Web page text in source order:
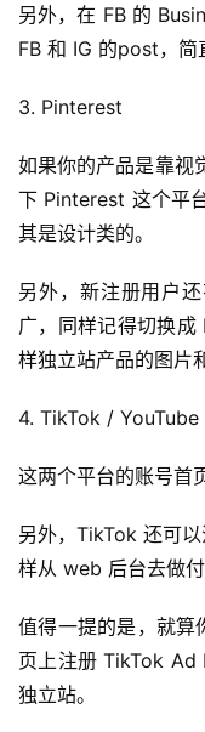
首
页
全
开
店
境
百
科
社
营
跨
导
航
另外，在 FB 的
FB 和 IG 的post，简
3. Pinterest
如果你的产品是靠视
下 Pinterest 这个平
其是设计类的。
另外，新注册用户
广，同样记得切换
样独立站产品的图片
4. TikTok / YouTube
这两个平台的账号首
另外，TikTok 还可
样从 web 后台去做付
值得一提的是，就算
页上注册 TikTok Ad
独立站。